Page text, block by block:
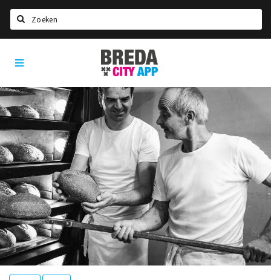
Home
Agenda
Deals
Party pics
Nieuws, interviews & blogs
Eten
Drinken
Slapen
Recreatief
Winkels
Breda
City
App